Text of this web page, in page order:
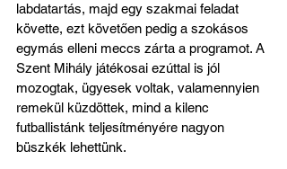
labdatartás, majd egy szakmai feladat
követte, ezt követően pedig a szokásos
egymás elleni meccs zárta a programot. A
Szent Mihály játékosai ezúttal is jól
mozogtak, ügyesek voltak, valamennyien
remekül küzdöttek, mind a kilenc
futballistánk teljesítményére nagyon
büszkék lehettünk.